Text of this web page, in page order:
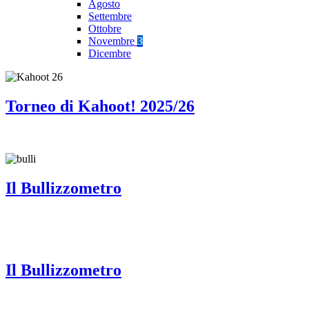
Agosto
Settembre
Ottobre
Novembre 3
Dicembre
Torneo di Kahoot! 2025/26
Il Bullizzometro
Il Bullizzometro